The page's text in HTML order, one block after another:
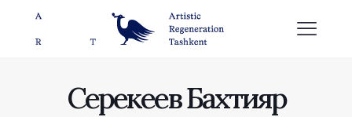
Серекеев Бахтияр